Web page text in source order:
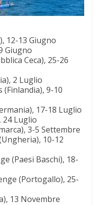
12-13 Giugno
Giugno
Ceca), 25-26
2 Luglio
(Finlandia), 9-10
17-18 Luglio
24 Luglio
3-5 Settembre
10-12
(Paesi Baschi), 18-
(Portogallo), 25-
13 Novembre